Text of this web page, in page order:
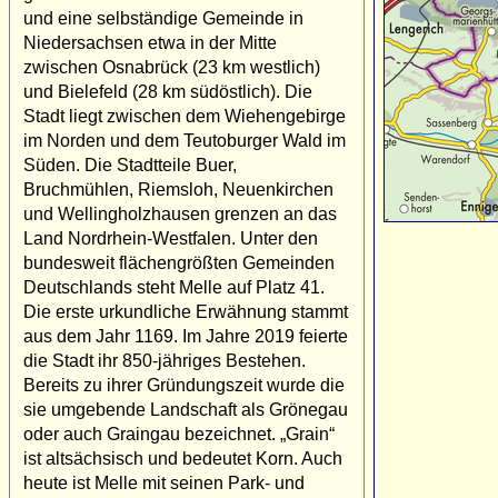
und eine selbständige Gemeinde in
Niedersachsen etwa in der Mitte
zwischen Osnabrück (23 km westlich)
und Bielefeld (28 km südöstlich). Die
Stadt liegt zwischen dem Wiehengebirge
im Norden und dem Teutoburger Wald im
Süden. Die Stadtteile Buer,
Bruchmühlen, Riemsloh, Neuenkirchen
und Wellingholzhausen grenzen an das
Land Nordrhein-Westfalen. Unter den
bundesweit flächengrößten Gemeinden
Deutschlands steht Melle auf Platz 41.
Die erste urkundliche Erwähnung stammt
aus dem Jahr 1169. Im Jahre 2019 feierte
die Stadt ihr 850-jähriges Bestehen.
Bereits zu ihrer Gründungszeit wurde die
sie umgebende Landschaft als Grönegau
oder auch Graingau bezeichnet. „Grain“
ist altsächsisch und bedeutet Korn. Auch
heute ist Melle mit seinen Park- und